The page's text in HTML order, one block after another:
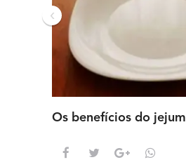
Os benefícios do jejum
‹